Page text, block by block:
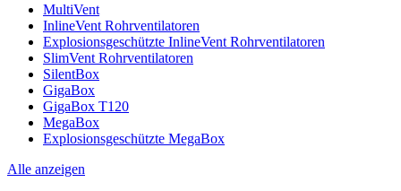
MultiVent
InlineVent Rohrventilatoren
Explosionsgeschützte InlineVent Rohrventilatoren
SlimVent Rohrventilatoren
SilentBox
GigaBox
GigaBox T120
MegaBox
Explosionsgeschützte MegaBox
Alle anzeigen